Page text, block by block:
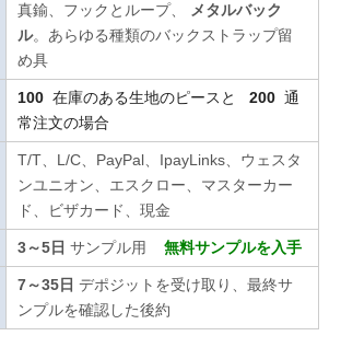
真鍮、フックとループ、
メタルバック
ル。あらゆる種類のバックストラップ留
め具
100 在庫のある生地のピースと 200 通
常注文の場合
T/T、L/C、PayPal、IpayLinks、ウェスタ
ンユニオン、エスクロー、マスターカー
ド、ビザカード、現金
3～5日 サンプル用 無料サンプルを入手
7～35日 デポジットを受け取り、最終サ
ンプルを確認した後約